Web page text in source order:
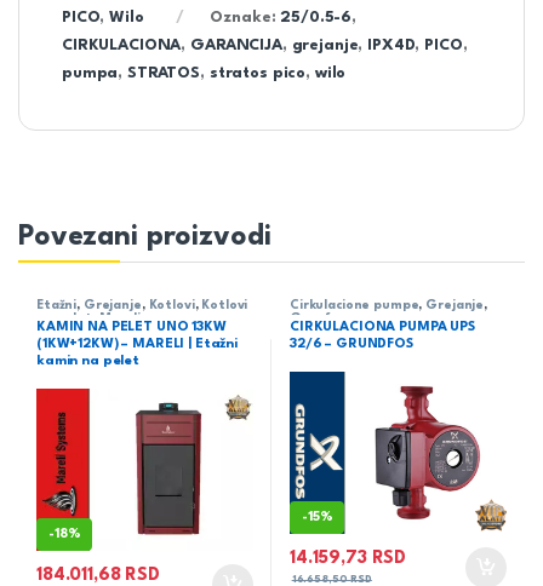
PICO,Wilo Oznake:25/0.5-6,
CIRKULACIONA, GARANCIJA, grejanje, IPX4D, PICO,
pumpa,STRATOS, stratos pico, wilo
Povezani proizvodi
Etažni, Grejanje , Kotlovi, Kotlovi
na pelet, Mareli
KAMIN NA PELET UNO 13KW
(1KW+12KW) – MARELI | Etažni
kamin na pelet
-18%
184.011,68 RSD
Cirkulacione pumpe, Grejanje ,
Grunfos
CIRKULACIONA PUMPA UPS
32/6 – GRUNDFOS
-15%
14.159,73 RSD
16.658,50RSD